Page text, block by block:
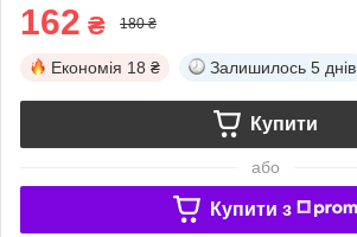
162 ₴ 180 ₴
Економія 18 ₴ Залишилось 5 днів
Купити
або
Купити з